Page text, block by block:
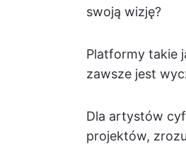
swoją wizję?
Platformy takie
zawsze jest
Dla artystów
projektów,